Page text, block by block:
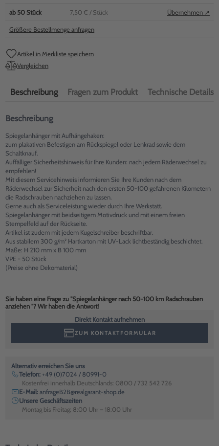
ab 50 Stück 7,50 € / Stück Übernehmen ↗
Größere Bestellmenge anfragen
Artikel in Merkliste speichern
Vergleichen
Beschreibung Fragen zum Produkt Technische Details
Beschreibung
Spiegelanhänger mit Aufhängehaken:
zum plakativen Befestigen am Rückspiegel oder Lenkrad sowie dem
Schaltknauf.
Auffälliger Sicherheitshinweis für Ihre Kunden: nach jedem Räderwechsel zu
empfehlen!
Mit diesem Servicehinweis informieren Sie Ihre Kunden nach dem
Räderwechsel zur Sicherheit nach den ersten 50-100 gefahrenen Kilometern
die Radschrauben nachziehen zu lassen.
Gerne auch als Serviceleistung wieder durch Ihre Werkstatt.
Spiegelanhänger mit beidseitigem Motivdruck und mit einem freien
Stempelfeld auf der Rückseite.
Artikel ist zudem mit jedem Kugelschreiber beschriftbar.
Aus stabilem 300 g/m² Hartkarton mit UV-Lack lichtbeständig beschichtet.
Maße: H 210 mm x B 100 mm
VPE = 50 Stück
(Preise ohne Dekomaterial)
Sie haben eine Frage zu "Spiegelanhänger nach 50-100 km Radschrauben
anziehen "? Wir haben die Antwort!
Direkt Kontakt aufnehmen
ZUM KONTAKTFORMULAR
Alternativ erreichen Sie uns
Telefon: +49 (0)7024 / 80991-0
Kostenfrei innerhalb Deutschlands: 0800 / 732 542 726
E-Mail:anfrageB2B@realgarant-shop.de
Unsere Geschäftszeiten
Montag bis Freitag: 8:00 Uhr – 18:00 Uhr